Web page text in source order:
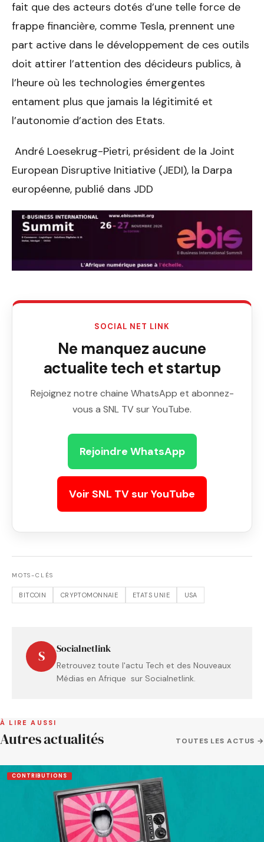
fait que des acteurs dotés d’une telle force de
frappe financière, comme Tesla, prennent une
part active dans le développement de ces outils
doit attirer l’attention des décideurs publics, à
l’heure où les technologies émergentes
entament plus que jamais la légitimité et
l’autonomie d’action des Etats.
André Loesekrug-Pietri, président de la Joint
European Disruptive Initiative (JEDI), la Darpa
européenne, publié dans JDD
SOCIAL NET LINK
Ne manquez aucune
actualite tech et startup
Rejoignez notre chaine WhatsApp et abonnez-
vous a SNL TV sur YouTube.
Rejoindre WhatsApp
Voir SNL TV sur YouTube
MOTS-CLÉS
BITCOIN CRYPTOMONNAIE ETATS UNIE USA
S Socialnetlink
Retrouvez toute l'actu Tech et des Nouveaux
Médias en Afrique sur Socialnetlink.
À LIRE AUSSI
Autres actualités TOUTES LES ACTUS →
CONTRIBUTIONS